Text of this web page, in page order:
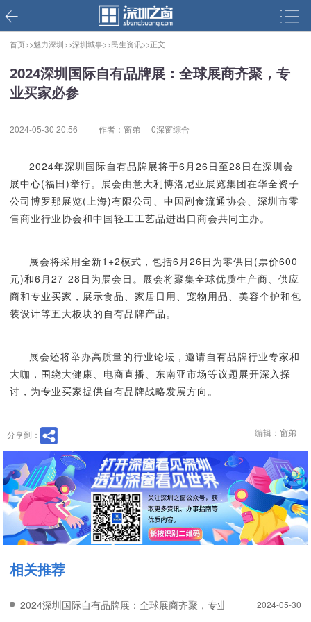
首页>>魅力深圳>>深圳城事>>民生资讯>>正文
2024深圳国际自有品牌展：全球展商齐聚，专
业买家必参
2024-05-30 20:56 作者：窗弟 0深窗综合
2024年深圳国际自有品牌展将于6月26日至28日在深圳会
展中心(福田)举行。展会由意大利博洛尼亚展览集团在华全资子
公司博罗那展览(上海)有限公司、中国副食流通协会、深圳市零
售商业行业协会和中国轻工工艺品进出口商会共同主办。
展会将采用全新1+2模式，包括6月26日为零供日(票价600
元)和6月27-28日为展会日。展会将聚集全球优质生产商、供应
商和专业买家，展示食品、家居日用、宠物用品、美容个护和包
装设计等五大板块的自有品牌产品。
展会还将举办高质量的行业论坛，邀请自有品牌行业专家和
大咖，围绕大健康、电商直播、东南亚市场等议题展开深入探
讨，为专业买家提供自有品牌战略发展方向。
分享到： 编辑：窗弟
相关推荐
2024深圳国际自有品牌展：全球展商齐聚，专业买家必参2024-05-30